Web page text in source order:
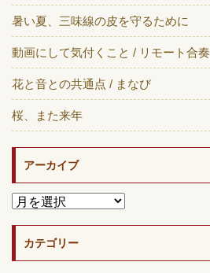
暑い夏、三味線の皮を守るために
動画にして気付くこと / リモート合奏
花と音との共通点 / まなび
桜、また来年
アーカイブ
カテゴリー